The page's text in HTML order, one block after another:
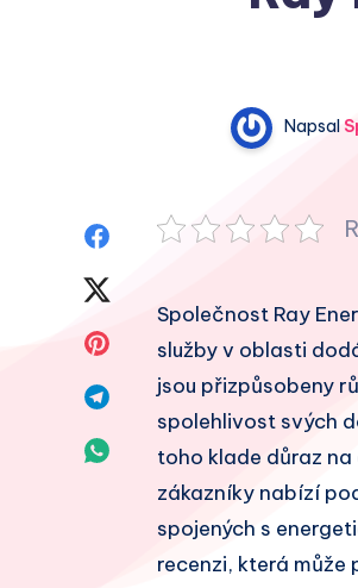
Napsal
Sdílet
Facebook
Twitter
Sdílet
Pinterest
Sdílet
Telegram
Sdílet
Whatsapp
Společnost Ray
služby v oblasti
jsou přizpůsobeny
spolehlivost svých
toho klade důraz
zákazníky nabízí
spojených s
recenzi, která